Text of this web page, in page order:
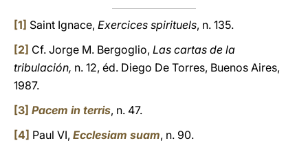
[1] Saint Ignace, Exercices spirituels, n. 135.
[2] Cf. Jorge M. Bergoglio, Las cartas de la
tribulación, n. 12, éd. Diego De Torres, Buenos Aires,
1987.
[3] Pacem in terris, n. 47.
[4] Paul VI, Ecclesiam suam, n. 90.